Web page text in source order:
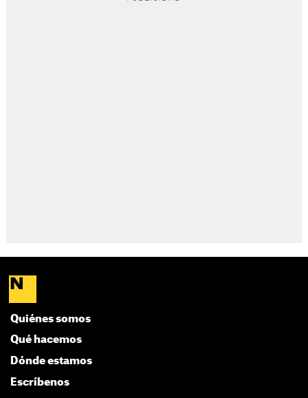
Quiénes somos
Qué hacemos
Dónde estamos
Escríbenos